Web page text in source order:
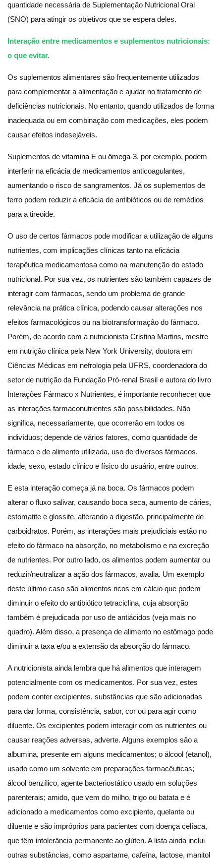
quantidade necessária de Suplementação Nutricional Oral
(SNO) para atingir os objetivos que se espera deles.
Interação entre medicamentos e suplementos nutricionais:
o que evitar.
Os suplementos alimentares são frequentemente utilizados
para complementar a alimentação e ajudar no tratamento de
deficiências nutricionais. No entanto, quando utilizados de forma
inadequada ou em combinação com medicações, eles podem
causar efeitos indesejáveis.
Suplementos de vitamina E ou ômega-3, por exemplo, podem
interferir na eficácia de medicamentos anticoagulantes,
aumentando o risco de sangramentos. Já os suplementos de
ferro podem reduzir a eficácia de antibióticos ou de remédios
para a tireoide.
O uso de certos fármacos pode modificar a utilização de alguns
nutrientes, com implicações clínicas tanto na eficácia
terapêutica medicamentosa como na manutenção do estado
nutricional. Por sua vez, os nutrientes são também capazes de
interagir com fármacos, sendo um problema de grande
relevância na prática clínica, podendo causar alterações nos
efeitos farmacológicos ou na biotransformação do fármaco.
Porém, de acordo com a nutricionista Cristina Martins, mestre
em nutrição clínica pela New York University, doutora em
Ciências Médicas em nefrologia pela UFRS, coordenadora do
setor de nutrição da Fundação Pró-renal Brasil e autora do livro
Interações Fármaco x Nutrientes, é importante reconhecer que
as interações farmaconutrientes são possibilidades. Não
significa, necessariamente, que ocorrerão em todos os
indivíduos; depende de vários fatores, como quantidade de
fármaco e de alimento utilizada, uso de diversos fármacos,
idade, sexo, estado clínico e físico do usuário, entre outros.
E esta interação começa já na boca. Os fármacos podem
alterar o fluxo salivar, causando boca seca, aumento de cáries,
estomatite e glossite, alterando a digestão, principalmente de
carboidratos. Porém, as interações mais prejudiciais estão no
efeito do fármaco na absorção, no metabolismo e na excreção
de nutrientes. Por outro lado, os alimentos podem aumentar ou
reduzir/neutralizar a ação dos fármacos, avalia. Um exemplo
deste último caso são alimentos ricos em cálcio que podem
diminuir o efeito do antibiótico tetraciclina, cuja absorção
também é prejudicada por uso de antiácidos (veja mais no
quadro). Além disso, a presença de alimento no estômago pode
diminuir a taxa e/ou a extensão da absorção do fármaco.
A nutricionista ainda lembra que há alimentos que interagem
potencialmente com os medicamentos. Por sua vez, estes
podem conter excipientes, substâncias que são adicionadas
para dar forma, consistência, sabor, cor ou para agir como
diluente. Os excipientes podem interagir com os nutrientes ou
causar reações adversas, adverte. Alguns exemplos são a
albumina, presente em alguns medicamentos; o álcool (etanol),
usado como um solvente em preparações farmacêuticas;
lcool benzílico, agente bacteriostático usado em soluções
parenterais; amido, que vem do milho, trigo ou batata e é
adicionado a medicamentos como excipiente, quelante ou
diluente e são impróprios para pacientes com doença celíaca,
que têm intolerância permanente ao glúten. A lista ainda inclui
outras substâncias, como aspartame, cafeína, lactose, manitol